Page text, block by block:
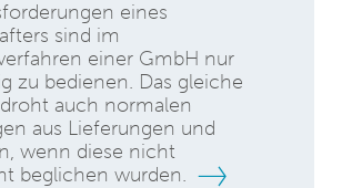
eines
sind im
einer GmbH nur
zu bedienen. Das gleiche
auch normalen
aus Lieferungen und
wenn diese nicht
beglichen wurden.